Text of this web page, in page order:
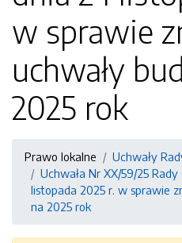
w sprawie
uchwały
2025 rok
Prawo lokalne
Uchwały
Uchwała Nr XX/59/25
listopada 2025 r. w sprawie
na 2025 rok